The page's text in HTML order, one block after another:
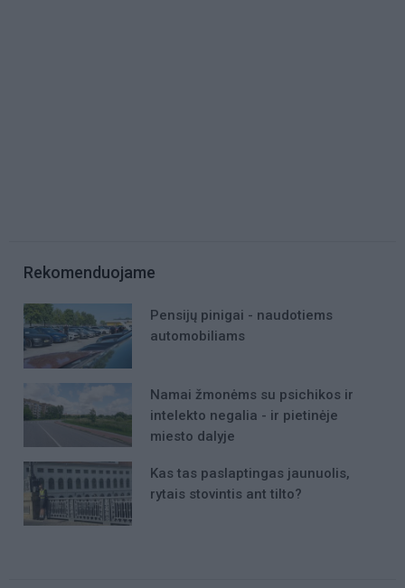
Rekomenduojame
Pensijų pinigai - naudotiems
automobiliams
Namai žmonėms su psichikos ir
intelekto negalia - ir pietinėje
miesto dalyje
Kas tas paslaptingas jaunuolis,
rytais stovintis ant tilto?